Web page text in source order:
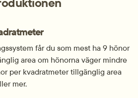
får du som mest ha 9 hönor
area om hönorna väger mindre
per kvadratmeter tillgänglig area
mer.